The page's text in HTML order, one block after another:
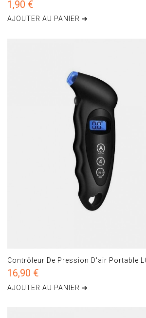
1,90 €
AJOUTER AU PANIER ➔
Contrôleur De Pression D'air Portable
16,90 €
AJOUTER AU PANIER ➔